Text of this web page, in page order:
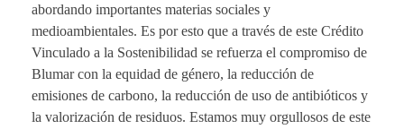
abordando importantes materias sociales y
medioambientales. Es por esto que a través de este Crédito
Vinculado a la Sostenibilidad se refuerza el compromiso de
Blumar con la equidad de género, la reducción de
emisiones de carbono, la reducción de uso de antibióticos y
la valorización de residuos. Estamos muy orgullosos de este